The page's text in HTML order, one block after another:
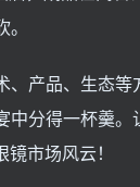
、产品、生态
中分得一杯羹。
市场风云！